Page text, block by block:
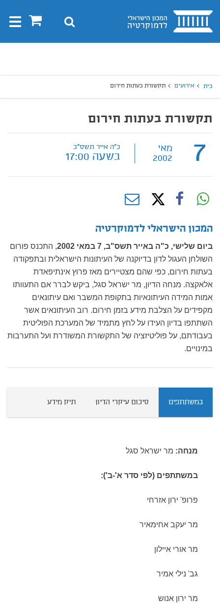
בית 0 חיפוש
בית אירועים תקשורת בעתות חירום
תקשורת בעתות חירום
7
מאי
2002
כ"ה אייר תשס"ב
בשעה 17:00
המכון הישראלי לדמוקרטיה
ביום שלישי, כ"ה באייר תשס"ב, 7 במאי 2002
, התכנס פורום
השולחן העגול לדון בדיוקנה של העיתונות הישראלית ובתפקודה
בעתות חירום, כפי שהם מצטיירים מאז פרוץ אינתיפאדת
אלאקצה. מנחה הדיון, מר ישראל סגל, ביקש לברר אם התעוותו
אמות המידה העיתונאיות בתקופת המשבר ואם עיתונאים
מקפידים על הצלבת מידע בזמן חירום. רוב העיתונאים אשר
השתתפו בדיון העידו על לחץ מתמיד של המערכת הפוליטית
בעבודתם, על פוליטיזציה של התקשורת המשודרת ועל התערבות
במינויים.
במשתתפים סיכום עיקרי הדיון תיק מידע
מנחה: מר ישראל סגל
במשתתפים (לפי סדר א'-ב'):
פרופ' ירון אזרחי
מר יעקב אחימאיר
מר אורי איילון
גב' נילי אמיר
מר ירון אנוש